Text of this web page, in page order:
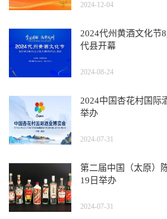
2024-12-04
2024代州黄酒文化节
代县开幕
2024-08-24
2024中国杏花村国际
举办
2024-07-31
第二届中国（太原）
19日举办
2024-07-31